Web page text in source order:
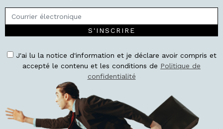
S'INSCRIRE
J'ai lu la notice d'information et je déclare avoir compris et
accepté le contenu et les conditions de Politique de
confidentialité